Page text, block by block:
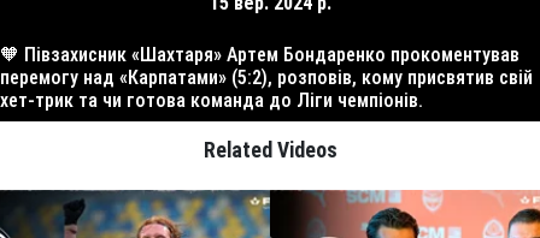
🧡 Півзахисник «Шахтаря» Артем Бондаренко прокоментував
перемогу над «Карпатами» (5:2), розповів, кому присвятив свій
хет-трик та чи готова команда до Ліги чемпіонів.
Related Videos